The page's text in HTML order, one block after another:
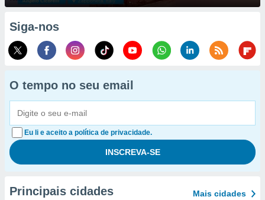
Siga-nos
O tempo no seu email
Eu li e aceito a política de privacidade.
Principais cidades Mais cidades